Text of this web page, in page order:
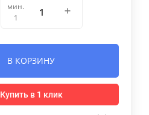
мин.
1
В КОРЗИНУ
Купить в 1 клик